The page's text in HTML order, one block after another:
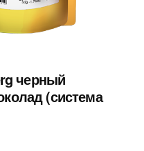
черный
(система